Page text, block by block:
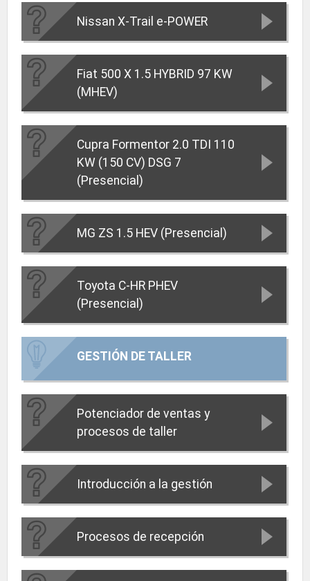
Nissan X-Trail e-POWER
Fiat 500 X 1.5 HYBRID 97 KW
(MHEV)
Cupra Formentor 2.0 TDI 110
KW (150 CV) DSG 7
(Presencial)
MG ZS 1.5 HEV (Presencial)
Toyota C-HR PHEV
(Presencial)
GESTIÓN DE TALLER
Potenciador de ventas y
procesos de taller
Introducción a la gestión
Procesos de recepción